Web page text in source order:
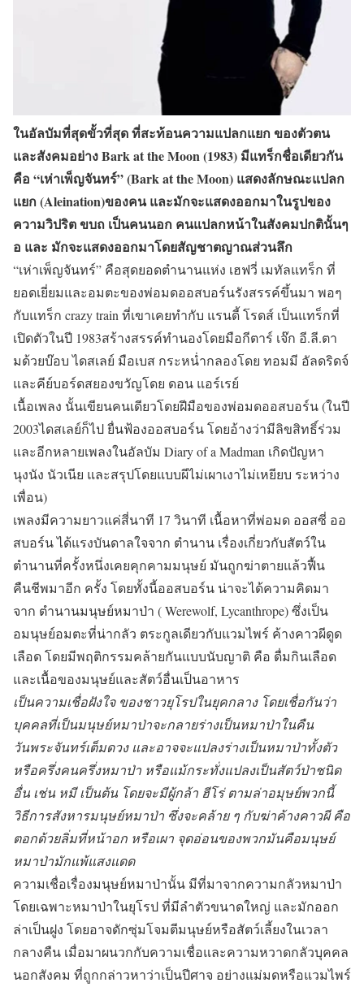
ในอัลบัมที่สุดขั้วที่สุด ที่สะท้อนความแปลกแยก ของตัวตน
และสังคมอย่าง Bark at the Moon (1983) มีแทร็กชื่อเดียวกัน
คือ “เห่าเพ็ญจันทร์” (Bark at the Moon) แสดงลักษณะแปลก
แยก (Aleination)ของคน และมักจะแสดงออกมาในรูปของ
ความวิปริต ขบถ เป็นคนนอก คนแปลกหน้าในสังคมปกตินั้นๆ
อ และ มักจะแสดงออกมาโดยสัญชาตญาณส่วนลึก
“เห่าเพ็ญจันทร์” คือสุดยอดตำนานแห่ง เฮฟวี่ เมทัลแทร็ก ที่
ยอดเยี่ยมและอมตะของพ่อมดออสบอร์นรังสรรค์ขึ้นมา พอๆ
กับแทร็ก crazy train ที่เขาเคยทำกับ แรนดี้ โรดส์ เป็นแทร็กที่
เปิดตัวในปี 1983สร้างสรรค์ทำนองโดยมือกีตาร์ เจ๊ก อี.ลี.ตา
มด้วยบ๊อบ ไดสเลย์ มือเบส กระหน่ำกลองโดย ทอมมี อัลดริดจ์
และคีย์บอร์ดสยองขวัญโดย ดอน แอร์เรย์
เนื้อเพลง นั้นเขียนคนเดียวโดยฝีมือของพ่อมดออสบอร์น (ในปี
2003ไดสเลย์ก็ไป ยื่นฟ้องออสบอร์น โดยอ้างว่ามีลิขสิทธิ์ร่วม
และอีกหลายเพลงในอัลบัม Diary of a Madman เกิดปัญหา
นุงนัง นัวเนีย และสรุปโดยแบบผีไม่เผาเงาไม่เหยียบ ระหว่าง
เพื่อน)
เพลงมีความยาวแค่สี่นาที 17 วินาที เนื้อหาที่พ่อมด ออสซี่ ออ
สบอร์น ได้แรงบันดาลใจจาก ตำนาน เรื่องเกี่ยวกับสัตว์ใน
ตำนานที่ครั้งหนึ่งเคยคุกคามมนุษย์ มันถูกฆ่าตายแล้วฟื้น
คืนชีพมาอีก ครั้ง โดยทั้งนี้ออสบอร์น น่าจะได้ความคิดมา
จาก ตำนานมนุษย์หมาป่า ( Werewolf, Lycanthrope) ซึ่งเป็น
อมนุษย์อมตะที่น่ากลัว ตระกูลเดียวกับแวมไพร์ ค้างคาวผีดูด
เลือด โดยมีพฤติกรรมคล้ายกันแบบนับญาติ คือ ดื่มกินเลือด
และเนื้อของมนุษย์และสัตว์อื่นเป็นอาหาร
เป็นความเชื่อฝังใจ ของชาวยุโรปในยุคกลาง โดยเชื่อกันว่า
บุคคลที่เป็นมนุษย์หมาป่าจะกลายร่างเป็นหมาป่าในคืน
วันพระจันทร์เต็มดวง และอาจจะแปลงร่างเป็นหมาป่าทั้งตัว
หรือครึ่งคนครึ่งหมาป่า หรือแม้กระทั่งแปลงเป็นสัตว์ป่าชนิด
อื่น เช่น หมี เป็นต้น โดยจะมีผู้กล้า ฮีโร่ ตามล่าอมุษย์พวกนี้
วิธีการสังหารมนุษย์หมาป่า ซึ่งจะคล้าย ๆ กับฆ่าค้างคาวผี คือ
ตอกด้วยลิ่มที่หน้าอก หรือเผา จุดอ่อนของพวกมันคือมนุษย์
หมาป่ามักแพ้แสงแดด
ความเชื่อเรื่องมนุษย์หมาป่านั้น มีที่มาจากความกลัวหมาป่า
โดยเฉพาะหมาป่าในยุโรป ที่มีลำตัวขนาดใหญ่ และมักออก
ล่าเป็นฝูง โดยอาจดักซุ่มโจมตีมนุษย์หรือสัตว์เลี้ยงในเวลา
กลางคืน เมื่อมาผนวกกับความเชื่อและความหวาดกลัวบุคคล
นอกสังคม ที่ถูกกล่าวหาว่าเป็นปีศาจ อย่างแม่มดหรือแวมไพร์